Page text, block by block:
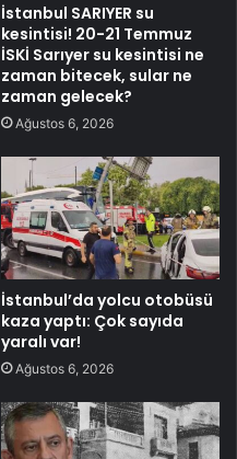
İstanbul SARIYER su
kesintisi! 20-21 Temmuz
İSKİ Sarıyer su kesintisi ne
zaman bitecek, sular ne
zaman gelecek?
Ağustos 6, 2026
İstanbul’da yolcu otobüsü
kaza yaptı: Çok sayıda
yaralı var!
Ağustos 6, 2026